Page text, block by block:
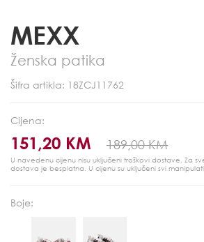
MEXX
Ženska patika
Šifra artikla: 18ZCJ11762
Cijena:
151,20 KM 189,00 KM
U navedenu cijenu nisu uključeni troškovi dostave. Za
dostava je besplatna. U cijenu su uključeni svi
Boje: